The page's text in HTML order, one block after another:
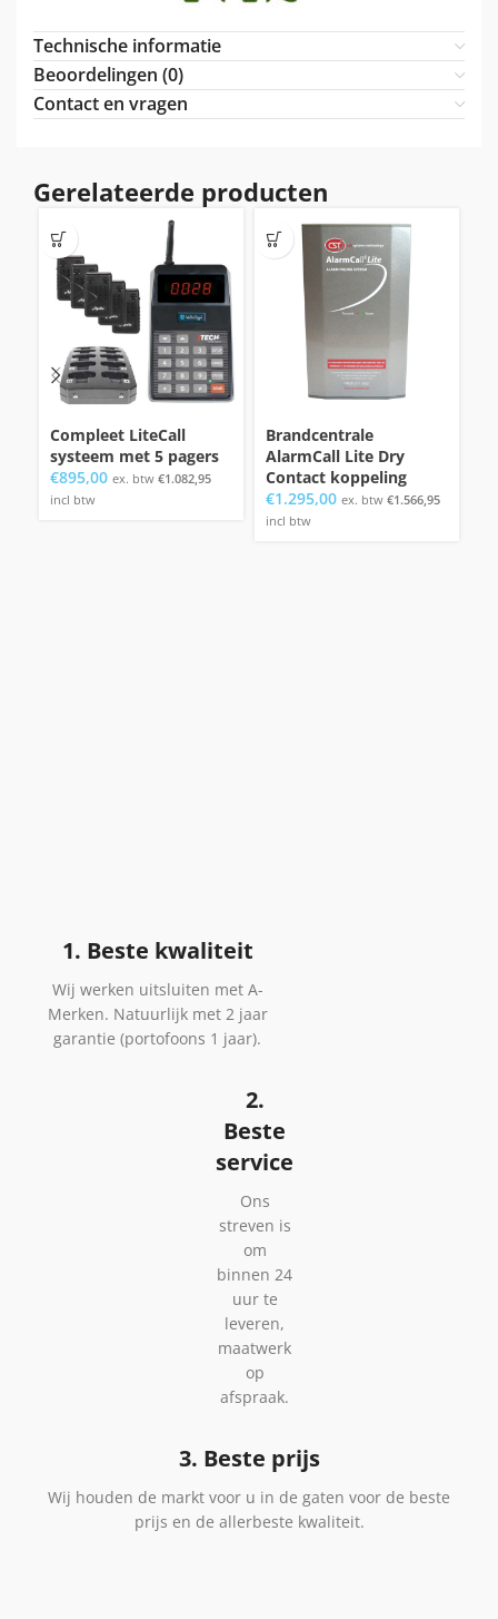
Technische informatie
Beoordelingen (0)
Contact en vragen
Gerelateerde producten
Compleet LiteCall
systeem met 5 pagers
€895,00 ex. btw €1.082,95
incl btw
Brandcentrale
AlarmCall Lite Dry
Contact koppeling
€1.295,00 ex. btw €1.566,95
incl btw
1. Beste kwaliteit
Wij werken uitsluiten met A-
Merken. Natuurlijk met 2 jaar
garantie (portofoons 1 jaar).
2.
Beste
service
Ons
streven is
om
binnen 24
uur te
leveren,
maatwerk
op
afspraak.
3. Beste prijs
Wij houden de markt voor u in de gaten voor de beste
prijs en de allerbeste kwaliteit.